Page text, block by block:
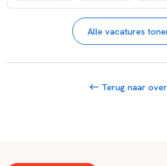
Alle vacatures
Terug naar